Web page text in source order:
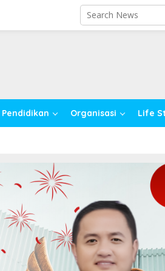
Pendidikan Organisasi Life